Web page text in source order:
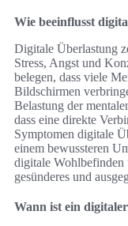
Wie beeinflusst
Digitale Überlastung
Stress, Angst und
belegen, dass viele
Bildschirmen
Belastung der
dass eine direkte
Symptomen digitale
einem bewussteren
digitale Wohlbefinden
gesünderes und
Wann ist ein